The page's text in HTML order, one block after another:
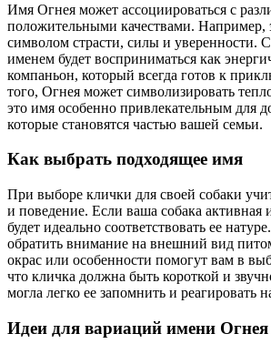
Имя Огнея может ассоциироваться с
положительными качествами. Например,
символом страсти, силы и уверенности.
именем будет восприниматься как
компаньон, который всегда готов к
того, Огнея может символизировать
это имя особенно привлекательным для
которые становятся частью вашей семьи.
Как выбрать подходящее имя
При выборе клички для своей собаки
и поведение. Если ваша собака активная
будет идеально соответствовать ее
обратить внимание на внешний вид
окрас или особенности помогут вам в
что кличка должна быть короткой и
могла легко ее запомнить и реагировать
Идеи для вариаций имени Огнея